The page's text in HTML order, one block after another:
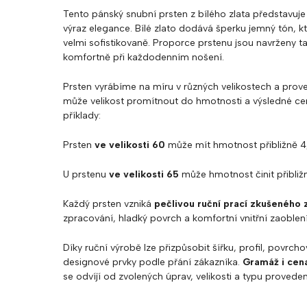
Tento pánský snubní prsten z bílého zlata
výraz elegance. Bílé zlato dodává šperku jemný tón,
velmi sofistikovaně. Proporce prstenu jsou navrženy
komfortně při každodenním nošení.
Prsten vyrábíme na míru v různých velikostech a
může velikost promítnout do hmotnosti a výsledné
příklady:
Prsten ve velikosti 60 může mít hmotnost přibližně
U prstenu ve velikosti 65 může hmotnost činit
Každý prsten vzniká pečlivou ruční prací zkušeného
zpracování, hladký povrch a komfortní vnitřní
Díky ruční výrobě lze přizpůsobit šířku, profil,
designové prvky podle přání zákazníka. Gramáž i
se odvíjí od zvolených úprav, velikosti a typu